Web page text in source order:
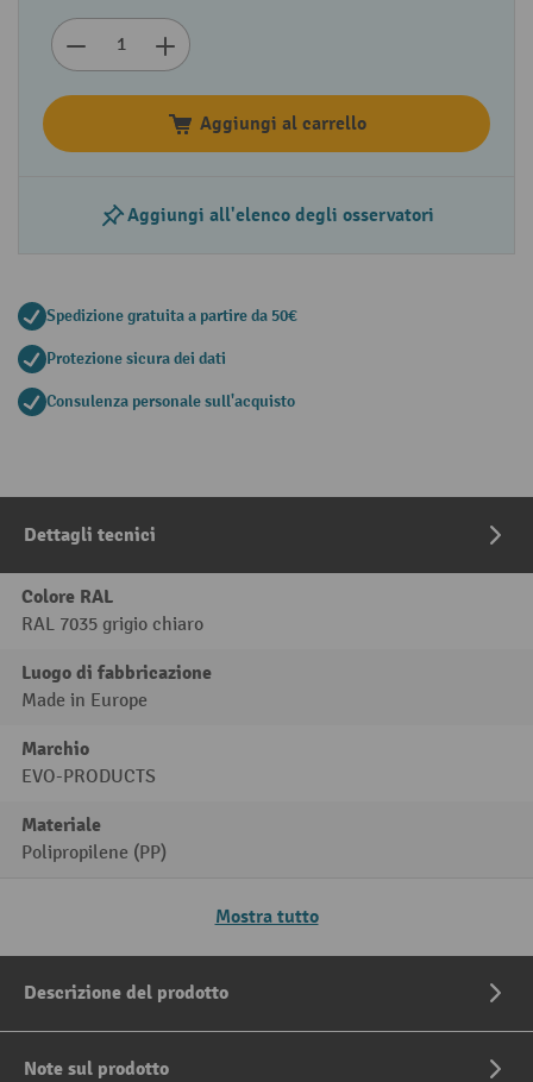
Aggiungi al carrello
Aggiungi all'elenco degli osservatori
Spedizione gratuita a partire da 50€
Protezione sicura dei dati
Consulenza personale sull'acquisto
Dettagli tecnici
Colore RAL
RAL 7035 grigio chiaro
Luogo di fabbricazione
Made in Europe
Marchio
EVO-PRODUCTS
Materiale
Polipropilene (PP)
Mostra tutto
Descrizione del prodotto
Note sul prodotto